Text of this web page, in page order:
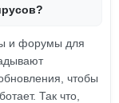
и форумы для
чтобы
Так что,